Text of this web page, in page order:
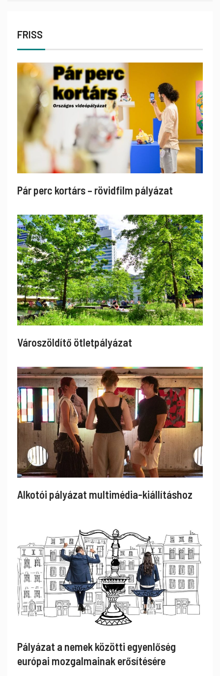
FRISS
Pár perc kortárs – rövidfilm pályázat
Városzöldítő ötletpályázat
Alkotói pályázat multimédia-kiállításhoz
Pályázat a nemek közötti egyenlőség
európai mozgalmainak erősítésére